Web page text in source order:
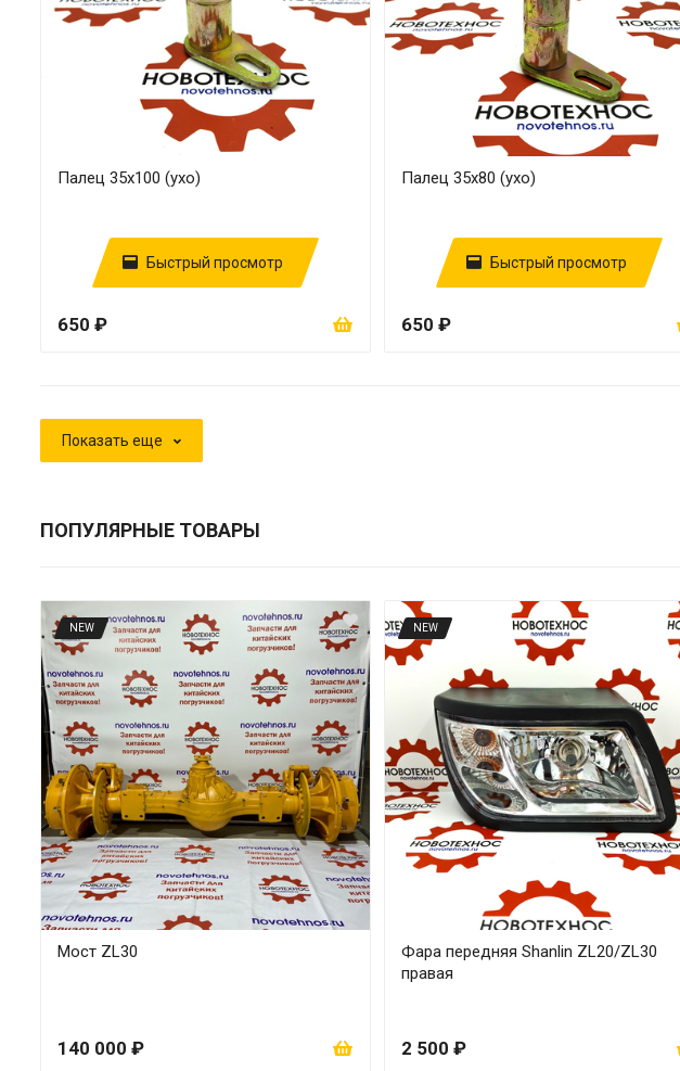
Палец 35х100 (ухо)
Быстрый просмотр
650 ₽
Палец 35х80 (ухо)
Быстрый просмотр
650 ₽
Показать еще
ПОПУЛЯРНЫЕ ТОВАРЫ
NEW
Мост ZL30
140 000 ₽
NEW
Фара передняя Shanlin ZL20/ZL30
правая
2 500 ₽